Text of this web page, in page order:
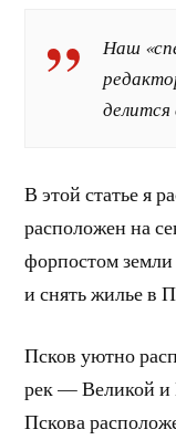
Наш
В этой статье я
расположен на
форпостом земли
и снять жилье в
Псков уютно
рек — Великой и
Пскова